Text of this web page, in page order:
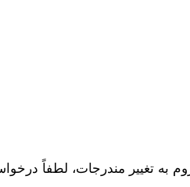
تغییر مندرجات، لطفاً